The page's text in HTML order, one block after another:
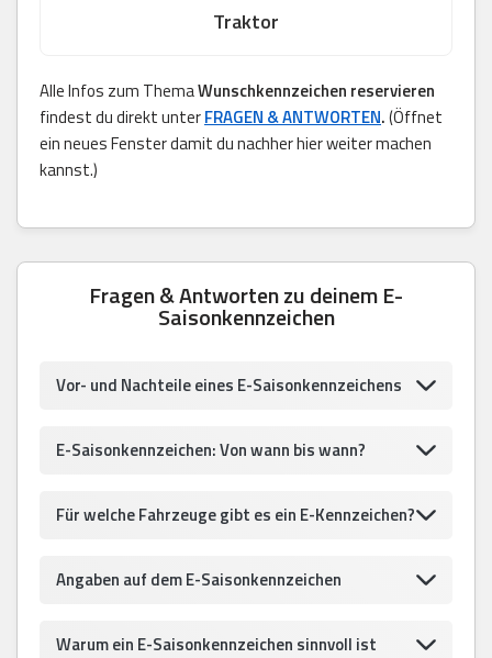
Traktor
Alle Infos zum ThemaWunschkennzeichen reservieren
findest du direkt unterFRAGEN & ANTWORTEN.(Öffnet
ein neues Fenster damit du nachher hier weiter machen
kannst.)
Fragen & Antworten zu deinem E-
Saisonkennzeichen
Vor- und Nachteile eines E-Saisonkennzeichens
E-Saisonkennzeichen: Von wann bis wann?
Für welche Fahrzeuge gibt es ein E-Kennzeichen?
Angaben auf dem E-Saisonkennzeichen
Warum ein E-Saisonkennzeichen sinnvoll ist